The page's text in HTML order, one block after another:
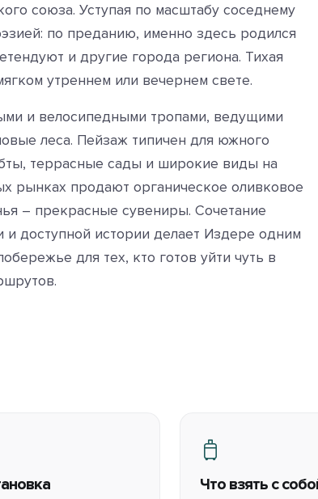
союза. Уступая по масштабу соседнему
по преданию, именно здесь родился
и другие города региона. Тихая
утреннем или вечернем свете.
и велосипедными тропами, ведущими
леса. Пейзаж типичен для южного
террасные сады и широкие виды на
рынках продают органическое оливковое
– прекрасные сувениры. Сочетание
доступной истории делает Издере одним
для тех, кто готов уйти чуть в
Что взять с